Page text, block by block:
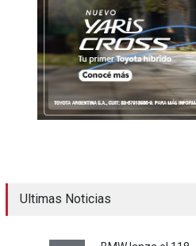
Ultimas Noticias